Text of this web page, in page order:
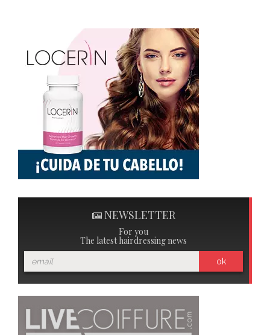
NEWSLETTER
For you
The latest hairdressing news
ok